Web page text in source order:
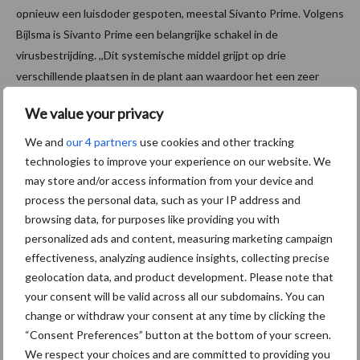
We value your privacy
We and our 4 partners use cookies and other tracking
technologies to improve your experience on our website. We
may store and/or access information from your device and
process the personal data, such as your IP address and
browsing data, for purposes like providing you with
personalized ads and content, measuring marketing campaign
effectiveness, analyzing audience insights, collecting precise
geolocation data, and product development. Please note that
your consent will be valid across all our subdomains. You can
change or withdraw your consent at any time by clicking the
“Consent Preferences” button at the bottom of your screen.
We respect your choices and are committed to providing you
opnieuw een luisdoder gespoten, meestal Sivanto Prime. Volgens
Bijlsma is Sivanto Prime een belangrijke schakel in de
virusbestrijding. ,,Dit systemische middel grijpt op drie
verschillende plaatsen in de plant aan waardoor het een zeer
ontzettend veel waard, vooral wanneer je zoals Aling helemaal
gefocust bent op de stammenteelt. Dan mág er eigenlijk niks
misgaan in de virusbestrijding.’’
Slechts twee werkzame groepen
Bijlsma maakt zich wel wat zorgen over het zeer krappe aanbod
van luisdoders. ,,Feitelijk hebben we nog maar twee werkzame
stoffen – die van Gazelle en Antiop (acetamiprid, red.) en die van
Sivanto Prime ( flupyradifurone, red.). Hoewel er nog geen
aanwijzingen voor zijn, blijft het risico van resistentievorming bij
deze twee stoffen zeer reëel aanwezig. Daarbij komt dat de